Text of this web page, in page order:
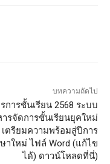
บทความถัดไป
การชั้นเรียน 2568 ระบบ
รจัดการชั้นเรียนยุคใหม่
เตรียมความพร้อมสู่ปีการ
าใหม่ ไฟล์ Word (แก้ไข
ได้) ดาวน์โหลดที่นี่)